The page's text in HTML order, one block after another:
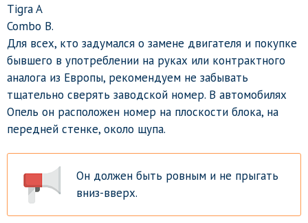
Tigra A
Combo B.
Для всех, кто задумался о замене двигателя и покупке
бывшего в употреблении на руках или контрактного
аналога из Европы, рекомендуем не забывать
тщательно сверять заводской номер. В автомобилях
Опель он расположен номер на плоскости блока, на
передней стенке, около щупа.
Он должен быть ровным и не прыгать
вниз-вверх.